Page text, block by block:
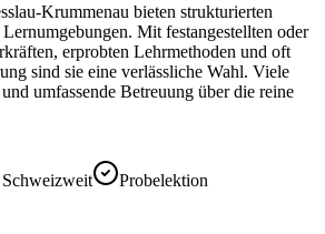
Krummenau bieten strukturierten
Mit festangestellten oder
erprobten Lehrmethoden und oft
sind sie eine verlässliche Wahl. Viele
umfassende Betreuung über die reine
Schweizweit
Probelektion